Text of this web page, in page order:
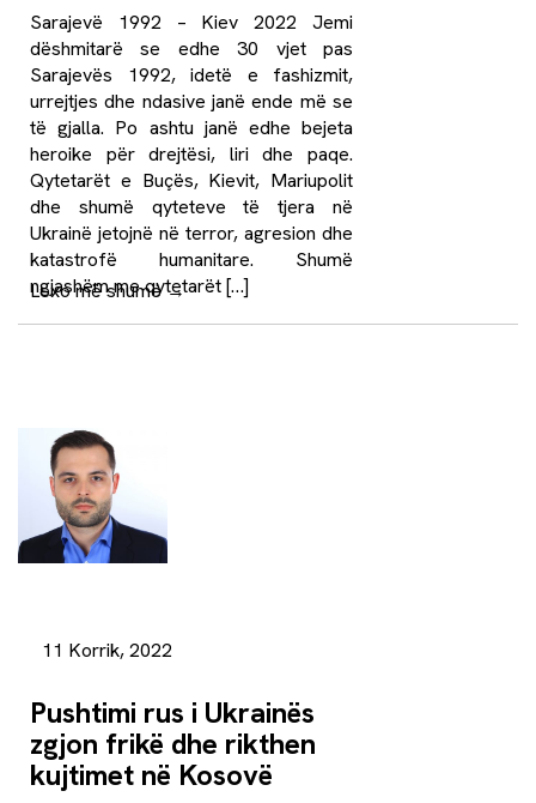
Sarajevë 1992 – Kiev 2022 Jemi
dëshmitarë se edhe 30 vjet pas
Sarajevës 1992, idetë e fashizmit,
urrejtjes dhe ndasive janë ende më se
të gjalla. Po ashtu janë edhe bejeta
heroike për drejtësi, liri dhe paqe.
Qytetarët e Buçës, Kievit, Mariupolit
dhe shumë qyteteve të tjera në
Ukrainë jetojnë në terror, agresion dhe
katastrofë humanitare. Shumë
ngjashëm me qytetarët […]
Lexo më shumë→
11 Korrik, 2022
Pushtimi rus i Ukrainës
zgjon frikë dhe rikthen
kujtimet në Kosovë